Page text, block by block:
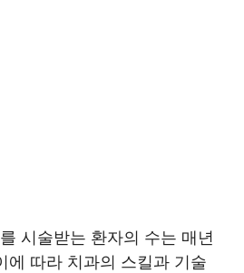
시술받는 환자의 수는 매년
에 따라 치과의 스킬과 기술